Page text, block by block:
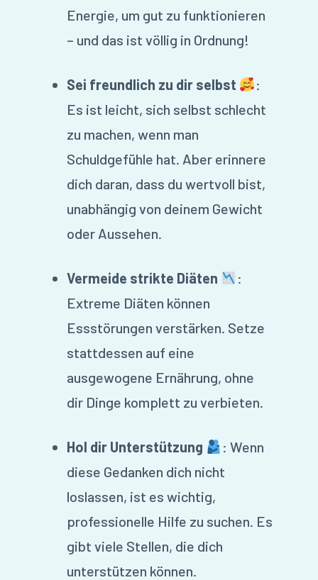
Energie, um gut zu funktionieren
– und das ist völlig in Ordnung!
Sei freundlich zu dir selbst
:
Es ist leicht, sich selbst schlecht
zu machen, wenn man
Schuldgefühle hat. Aber erinnere
dich daran, dass du wertvoll bist,
unabhängig von deinem Gewicht
oder Aussehen.
Vermeide strikte Diäten
:
Extreme Diäten können
Essstörungen verstärken. Setze
stattdessen auf eine
ausgewogene Ernährung, ohne
dir Dinge komplett zu verbieten.
Hol dir Unterstützung
: Wenn
diese Gedanken dich nicht
loslassen, ist es wichtig,
professionelle Hilfe zu suchen. Es
gibt viele Stellen, die dich
unterstützen können.